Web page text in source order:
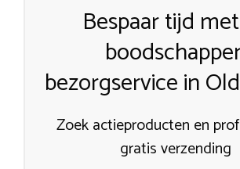
Bespaar tijd
bezorgservice in
Zoek actieproducten en
gratis verzending